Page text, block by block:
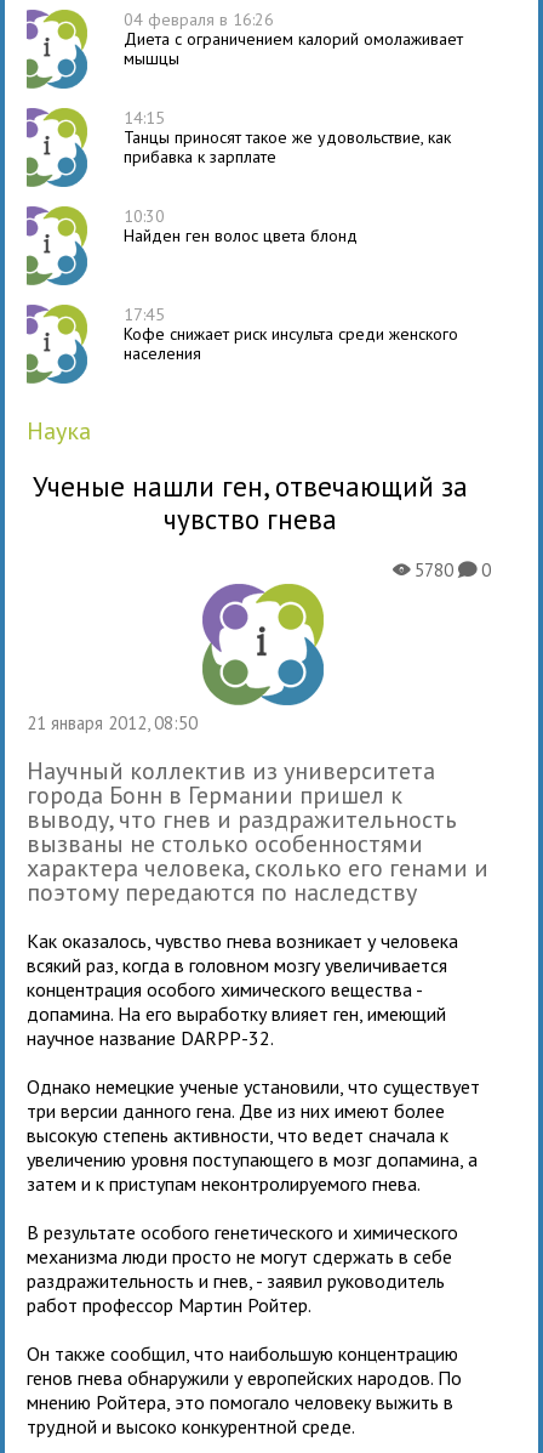
04 февраля в 16:26
Диета с ограничением калорий омолаживает
мышцы
14:15
Танцы приносят такое же удовольствие, как
прибавка к зарплате
10:30
Найден ген волос цвета блонд
17:45
Кофе снижает риск инсульта среди женского
населения
наука
Ученые нашли ген, отвечающий за
чувство гнева
21 января 2012, 08:50
X5780K0
Научный коллектив из университета
города Бонн в Германии пришел к
выводу, что гнев и раздражительность
вызваны не столько особенностями
характера человека, сколько его генами и
поэтому передаются по наследству
Как оказалось, чувство гнева возникает у человека
всякий раз, когда в головном мозгу увеличивается
концентрация особого химического вещества -
допамина. На его выработку влияет ген, имеющий
научное название DARPP-32.
Однако немецкие ученые установили, что существует
три версии данного гена. Две из них имеют более
высокую степень активности, что ведет сначала к
увеличению уровня поступающего в мозг допамина, а
затем и к приступам неконтролируемого гнева.
В результате особого генетического и химического
механизма люди просто не могут сдержать в себе
раздражительность и гнев, - заявил руководитель
работ профессор Мартин Ройтер.
Он также сообщил, что наибольшую концентрацию
генов гнева обнаружили у европейских народов. По
мнению Ройтера, это помогало человеку выжить в
трудной и высоко конкурентной среде.